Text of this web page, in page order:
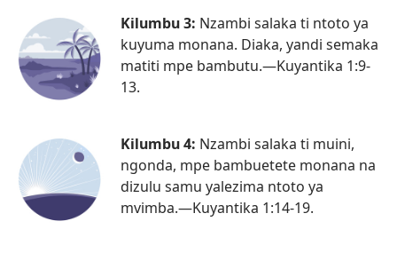
Kilumbu 3: Nzambi salaka ti ntoto ya
kuyuma monana. Diaka, yandi semaka
matiti mpe bambutu.​—Kuyantika 1:9-
13.
Kilumbu 4: Nzambi salaka ti muini,
ngonda, mpe bambuetete monana na
dizulu samu yalezima ntoto ya
mvimba.​—Kuyantika 1:14-19.